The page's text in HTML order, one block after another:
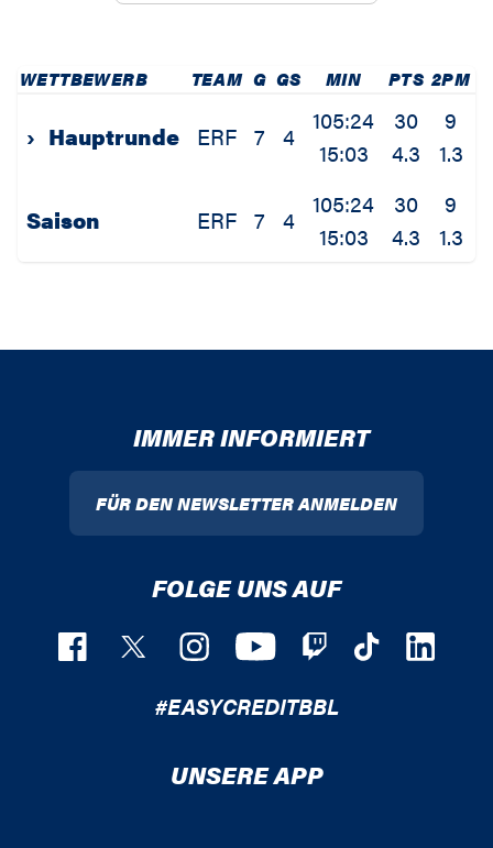
WETTBEWERB TEAM G GS MIN PTS 2PM
› Hauptrunde ERF 7 4
105:24
15:03
30
4.3
9
1.3
Saison ERF 7 4
105:24
15:03
30
4.3
9
1.3
IMMER INFORMIERT
FÜR DEN NEWSLETTER ANMELDEN
FOLGE UNS AUF
#EASYCREDITBBL
UNSERE APP